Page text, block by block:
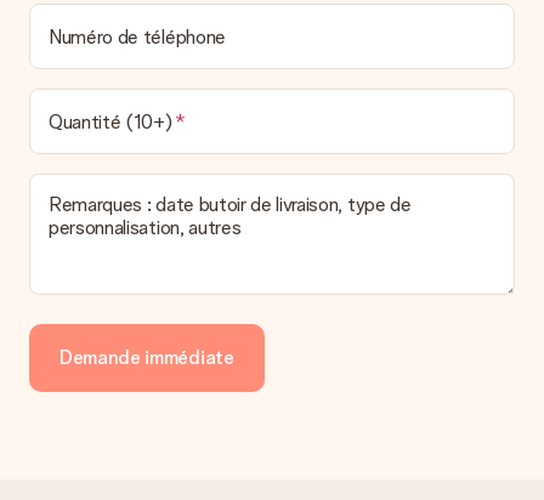
Numéro de téléphone
Quantité (10+)
Remarques : date butoir de livraison, type de
personnalisation, autres
Demande immédiate